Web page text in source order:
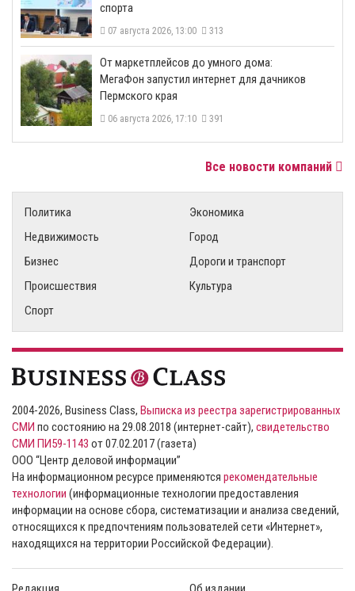
спорта
07 августа 2026, 13:00 313
От маркетплейсов до умного дома:
МегаФон запустил интернет для дачников
Пермского края
06 августа 2026, 17:10 391
Все новости компаний
Политика
Экономика
Недвижимость
Город
Бизнес
Дороги и транспорт
Происшествия
Культура
Спорт
2004-2026, Business Class, Выписка из реестра зарегистрированных
СМИ по состоянию на 29.08.2018 (интернет-сайт), свидетельство
СМИ ПИ59-1143 от 07.02.2017 (газета)
ООО “Центр деловой информации”
На информационном ресурсе применяются рекомендательные
технологии (информационные технологии предоставления
информации на основе сбора, систематизации и анализа сведений,
относящихся к предпочтениям пользователей сети «Интернет»,
находящихся на территории Российской Федерации).